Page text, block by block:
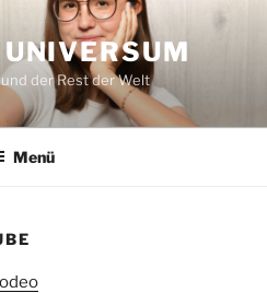
der Rest der Welt
Menü